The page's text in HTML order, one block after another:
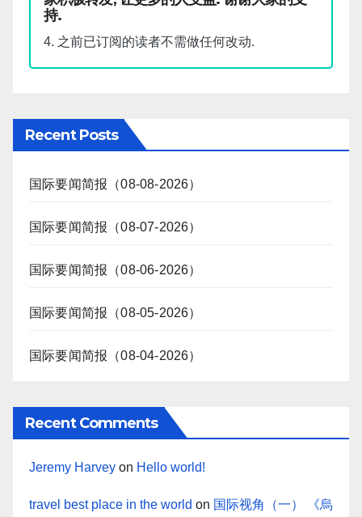
持.
4. 之前已订阅的读者不需做任何改动.
Recent Posts
国际要闻简报（08-08-2026）
国际要闻简报（08-07-2026）
国际要闻简报（08-06-2026）
国际要闻简报（08-05-2026）
国际要闻简报（08-04-2026）
Recent Comments
Jeremy Harvey on Hello world!
travel best place in the world on 国际视角（一） 《烏